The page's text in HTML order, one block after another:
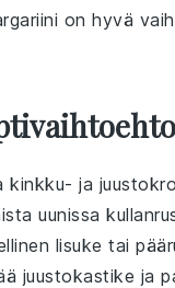
on hyvä
kinkku- ja
uunissa
lisuke tai
juustokastike ja